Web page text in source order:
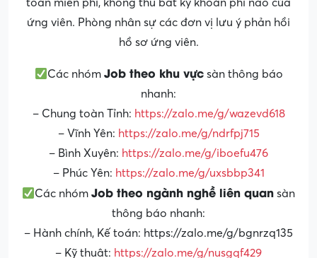
toàn miễn phí, không thu bất kỳ khoản phí nào của
ứng viên. Phòng nhân sự các đơn vị lưu ý phản hồi
hồ sơ ứng viên.
Các nhóm Job theo khu vựcsàn thông báo
nhanh:
– Chung toàn Tỉnh: https://zalo.me/g/wazevd618
– Vĩnh Yên: https://zalo.me/g/ndrfpj715
– Bình Xuyên: https://zalo.me/g/iboefu476
– Phúc Yên: https://zalo.me/g/uxsbbp341
Các nhómJob theo ngành nghề liên quan sàn
thông báo nhanh:
– Hành chính, Kế toán: https://zalo.me/g/bgnrzq135
– Kỹ thuật: https://zalo.me/g/nusgqf429